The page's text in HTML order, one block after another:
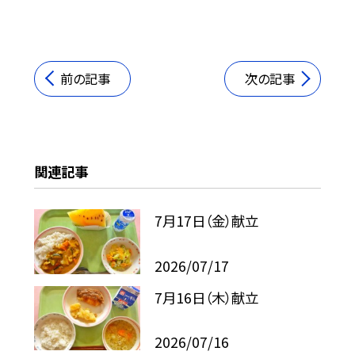
前の記事 次の記事
関連記事
7月17日（金）献立
2026/07/17
7月16日（木）献立
2026/07/16